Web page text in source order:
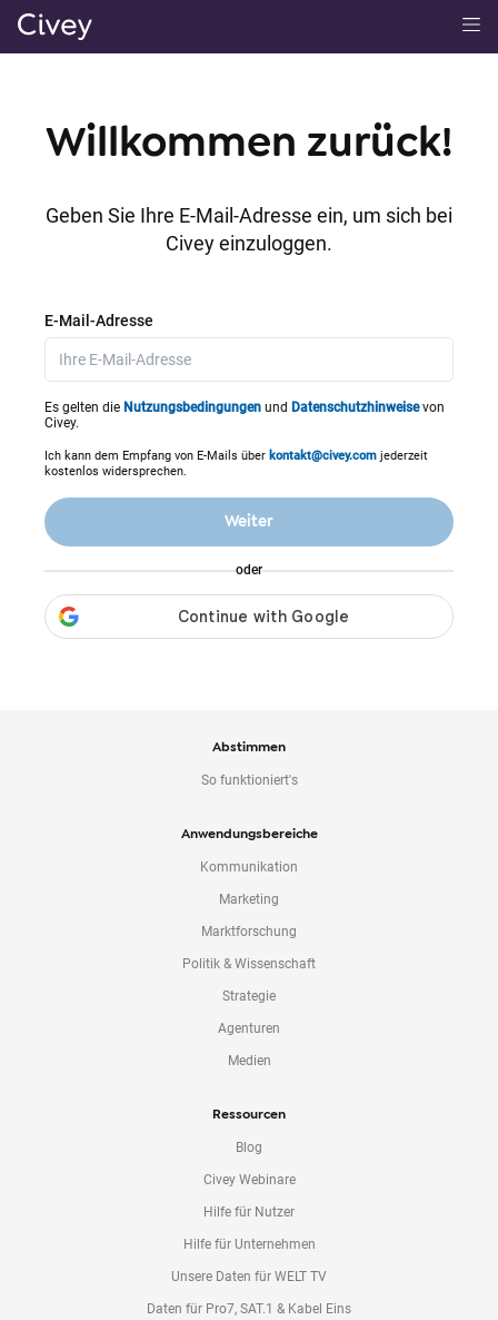
t
n
t
a
n
n
t
e
Willkommen zurück!
Geben Sie Ihre E-Mail-Adresse ein, um sich bei
Civey einzuloggen.
E-Mail-Adresse
Es gelten die Nutzungsbedingungen und Datenschutzhinweisevon
Civey.
Ich kann dem Empfang von E-Mails über kontakt@civey.com jederzeit
kostenlos widersprechen.
Weiter
oder
Abstimmen
So funktioniert's
Anwendungsbereiche
Kommunikation
Marketing
Marktforschung
Politik & Wissenschaft
Strategie
Agenturen
Medien
Ressourcen
Blog
Civey Webinare
Hilfe für Nutzer
Hilfe für Unternehmen
Unsere Daten für WELT TV
Daten für Pro7, SAT.1 & Kabel Eins